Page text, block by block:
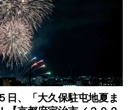
日、「大久保駐屯地夏ま